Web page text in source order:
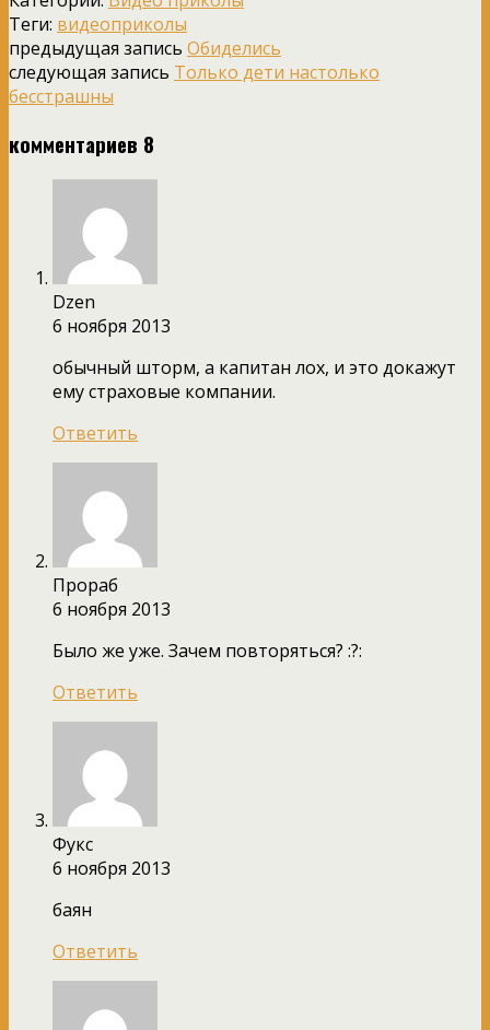
Теги: видеоприколы
предыдущая запись Обиделись
следующая запись Только дети настолько
бесстрашны
комментариев 8
Dzen
6 ноября 2013
обычный шторм, а капитан лох, и это докажут
ему страховые компании.
Ответить
Прораб
6 ноября 2013
Было же уже. Зачем повторяться? :?:
Ответить
Фукс
6 ноября 2013
баян
Ответить